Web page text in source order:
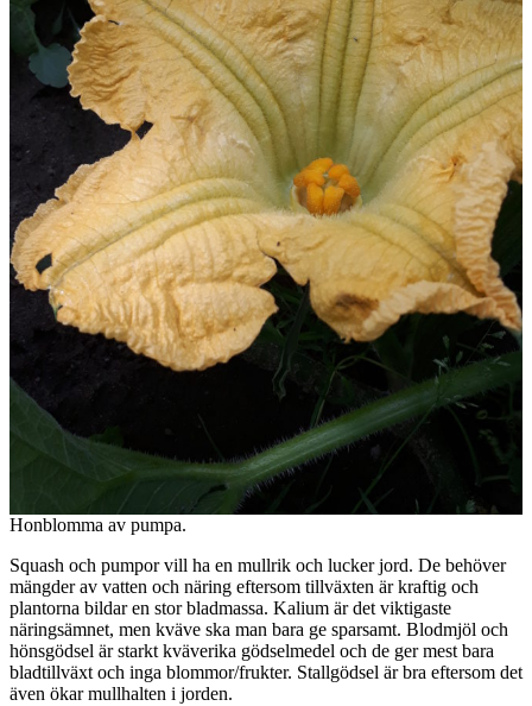
Honblomma av pumpa.
Squash och pumpor vill ha en mullrik och lucker jord. De behöver
mängder av vatten och näring eftersom tillväxten är kraftig och
plantorna bildar en stor bladmassa. Kalium är det viktigaste
näringsämnet, men kväve ska man bara ge sparsamt. Blodmjöl och
hönsgödsel är starkt kväverika gödselmedel och de ger mest bara
bladtillväxt och inga blommor/frukter. Stallgödsel är bra eftersom det
även ökar mullhalten i jorden.